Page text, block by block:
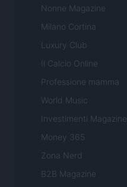
Nonne Magazine
Milano Cortina
Luxury Club
Il Calcio Online
Professione mamma
World Music
Investimenti Magazine
Money 365
Zona Nerd
B2B Magazine